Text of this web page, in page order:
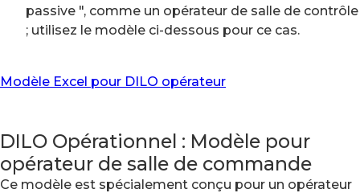
passive ", comme un opérateur de salle de contrôle
; utilisez le modèle ci-dessous pour ce cas.
Modèle Excel pour DILO opérateur
DILO Opérationnel : Modèle pour
opérateur de salle de commande
Ce modèle est spécialement conçu pour un opérateur